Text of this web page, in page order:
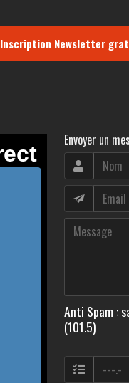
Inscription Newsletter
Envoyer un
Anti Spam :
(101.5)